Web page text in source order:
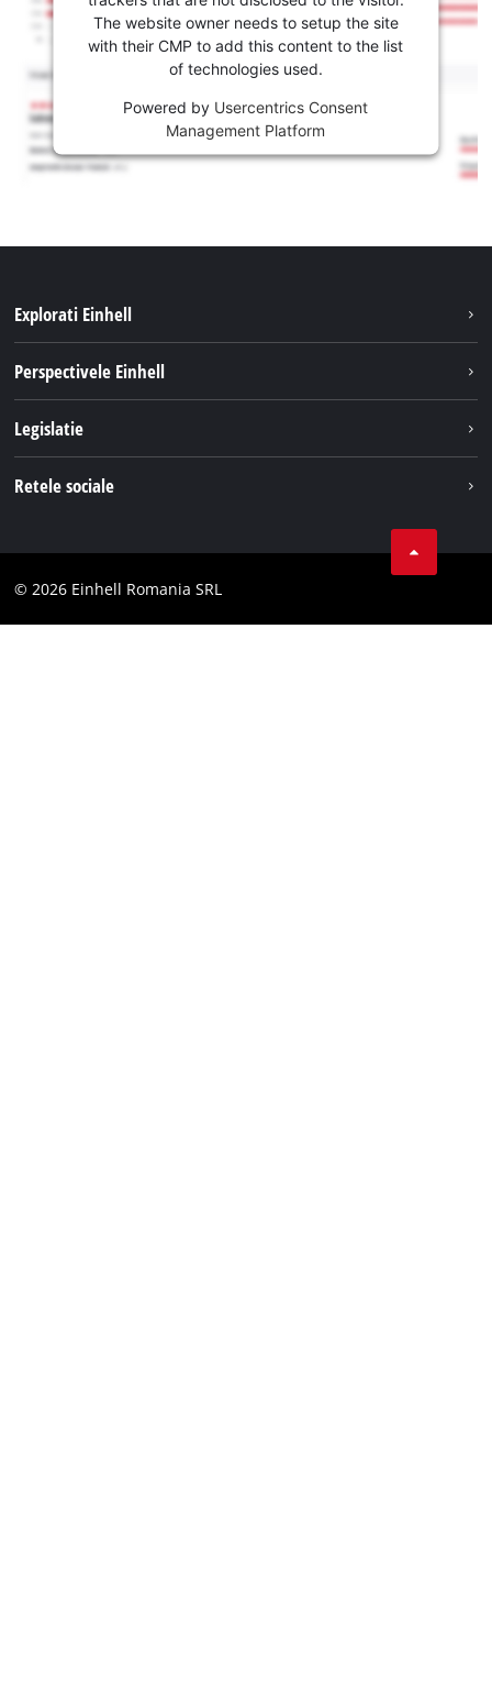
The website owner needs to setup the site
with their CMP to add this content to the list
of technologies used.
Powered by Usercentrics Consent
Management Platform
Explorati Einhell
Sistemul de acumulatori
Perspectivele Einhell
Einhell in lume
Legislatie
Declaratie de accesibilitate
Retele sociale
Facebook
© 2026 Einhell Romania SRL